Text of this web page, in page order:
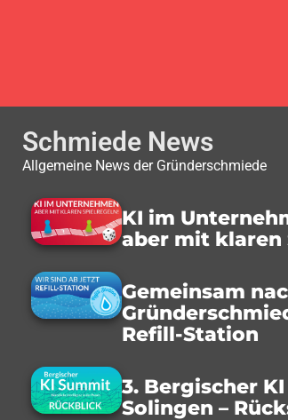
Schmiede News
Allgemeine News der Gründerschmiede
KI im
aber mit klaren
Gemeinsam
Refill-Station
3. Bergischer
Solingen –